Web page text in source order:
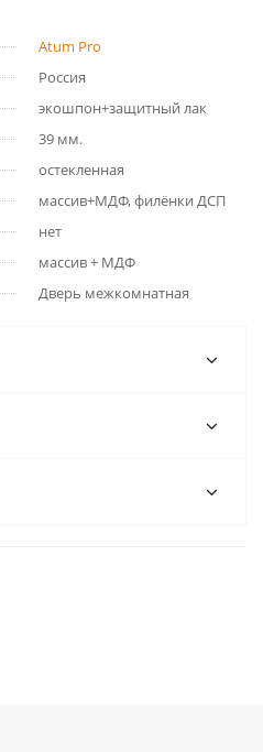
Atum Pro
Россия
экошпон+защитный лак
39 мм.
остекленная
массив+МДФ, филёнки ДСП
нет
массив + МДФ
Дверь межкомнатная